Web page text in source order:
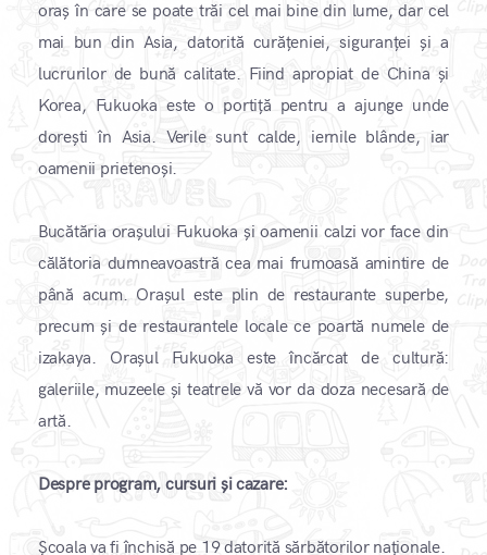
oraș în care se poate trăi cel mai bine din lume, dar cel
mai bun din Asia, datorită curățeniei, siguranței și a
lucrurilor de bună calitate. Fiind apropiat de China și
Korea, Fukuoka este o portiță pentru a ajunge unde
dorești în Asia. Verile sunt calde, iernile blânde, iar
oamenii prietenoși.
Bucătăria orașului Fukuoka și oamenii calzi vor face din
călătoria dumneavoastră cea mai frumoasă amintire de
până acum. Orașul este plin de restaurante superbe,
precum și de restaurantele locale ce poartă numele de
izakaya. Orașul Fukuoka este încărcat de cultură:
galeriile, muzeele și teatrele vă vor da doza necesară de
artă.
Despre program, cursuri și cazare:
​Școala va fi închisă pe 19 datorită sărbătorilor naționale.